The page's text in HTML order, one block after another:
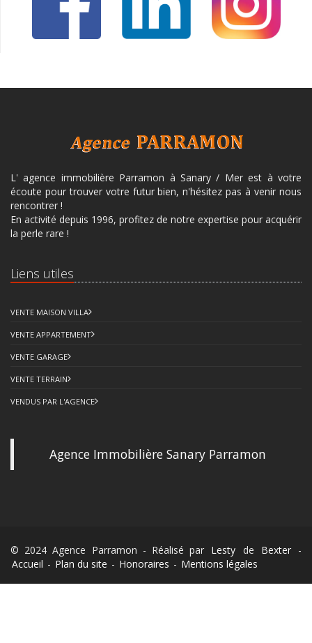
L' agence immobilière Parramon à Sanary / Mer est à votre
écoute pour trouver votre futur bien, n'hésitez pas à venir nous
rencontrer !
En activité depuis 1996, profitez de notre expertise pour acquérir
la perle rare !
Liens utiles
VENTE MAISON VILLA
VENTE APPARTEMENT
VENTE GARAGE
VENTE TERRAIN
VENDUS PAR L'AGENCE
Agence Immobilière Sanary Parramon
© 2024 Agence Parramon - Réalisé par Lesty de Bexter -
Accueil - Plan du site - Honoraires - Mentions légales